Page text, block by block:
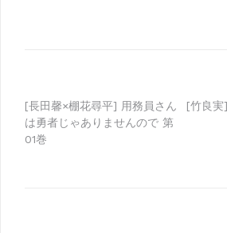
Post
navigation
[長田馨×棚花尋平] 用務員さん
は勇者じゃありませんので 第
01巻
[竹良実